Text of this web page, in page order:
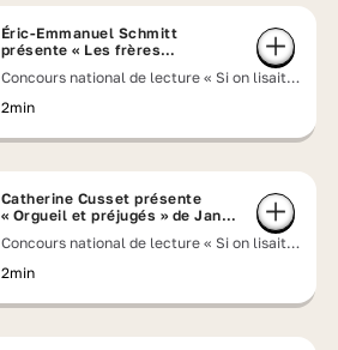
Éric-Emmanuel Schmitt
présente « Les frères
Dostoïevski
Concours national de lecture « Si on lisait à
2min
Catherine Cusset présente
« Orgueil et préjugés » de Jane
Concours national de lecture « Si on lisait à
2min